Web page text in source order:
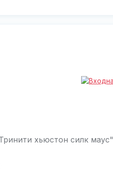
хьюстон силк маус"